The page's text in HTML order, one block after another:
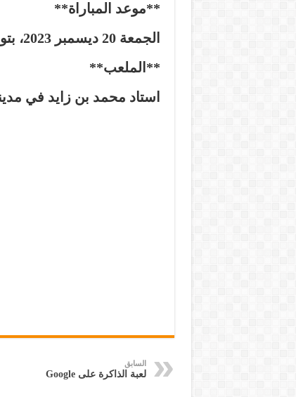
**موعد المباراة**
الجمعة 20 ديسمبر 2023، بتوقيت القاهرة 8:00 مساءً.
**الملعب**
استاد محمد بن زايد في
السابق
لعبة الذاكرة على Google